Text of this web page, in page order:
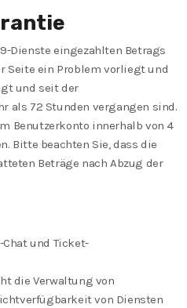
Dienste eingezahlten Betrags
Seite ein Problem vorliegt und
und seit der
als 72 Stunden vergangen sind.
Benutzerkonto innerhalb von 4
Bitte beachten Sie, dass die
Beträge nach Abzug der
und Ticket-
die Verwaltung von
von Diensten